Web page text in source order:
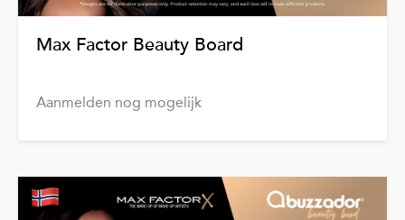
Max Factor Beauty Board
Aanmelden nog mogelijk